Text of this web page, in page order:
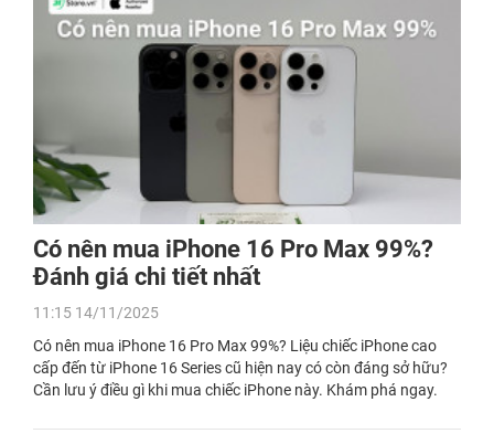
Có nên mua iPhone 16 Pro Max 99%?
Đánh giá chi tiết nhất
11:15 14/11/2025
Có nên mua iPhone 16 Pro Max 99%? Liệu chiếc iPhone cao
cấp đến từ iPhone 16 Series cũ hiện nay có còn đáng sở hữu?
Cần lưu ý điều gì khi mua chiếc iPhone này. Khám phá ngay.